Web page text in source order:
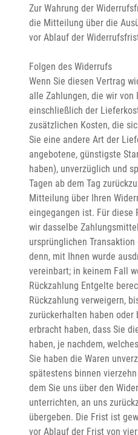
Zur Wahrung der
die Mitteilung über die
vor Ablauf der
Folgen des Widerrufs
Wenn Sie diesen Vertrag
alle Zahlungen, die wir von
einschließlich der
zusätzlichen Kosten, die
Sie eine andere Art der
angebotene, günstigste
haben), unverzüglich und
Tagen ab dem Tag
Mitteilung über Ihren
eingegangen ist. Für diese
wir dasselbe
ursprünglichen
denn, mit Ihnen wurde
vereinbart; in keinem Fall
Rückzahlung Entgelte
Rückzahlung verweigern,
zurückerhalten haben oder
erbracht haben, dass Sie
haben, je nachdem,
Sie haben die Waren
spätestens binnen
dem Sie uns über den
unterrichten, an uns
übergeben. Die Frist ist
vor Ablauf der Frist von